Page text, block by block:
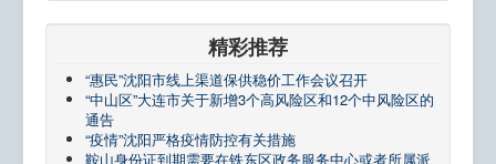
精彩推荐
“惠民”沈阳市线上渠道保供稳价工作会议召开
“中山区”大连市关于新增3个高风险区和12个中风险区的
通告
“疫情”沈阳严格疫情防控有关措施
鞍山身份证到期需要在铁东区政务服务中心或者所属派